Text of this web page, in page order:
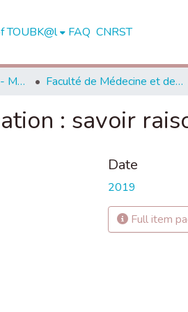
TOUBK@l FAQ CNRST
Université Cadi Ayyad - Marrakech Faculté de Médecine et de Pharmacie - Marrakech
: savoir
Date
2019
Full item